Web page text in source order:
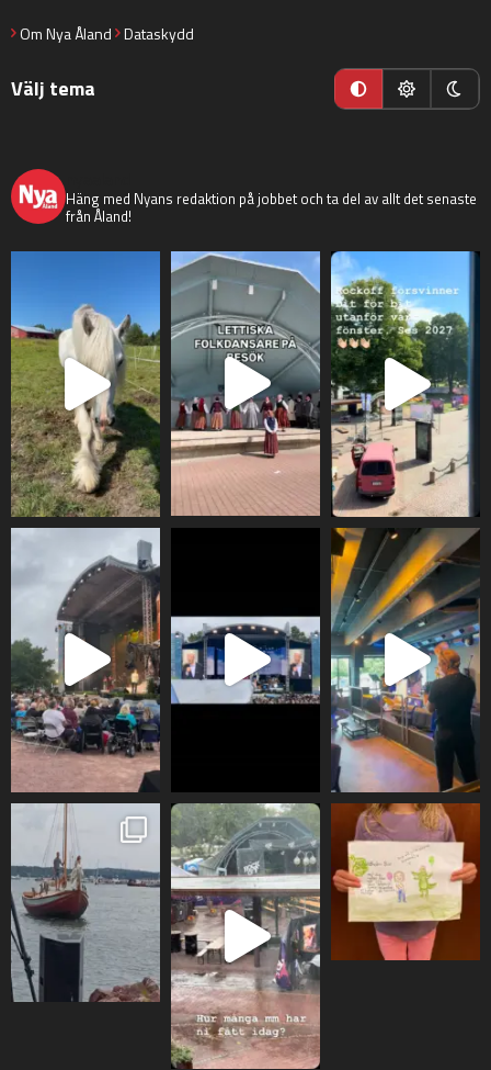
Om Nya Åland Dataskydd
Välj tema
Häng med Nyans redaktion på jobbet och ta del av allt det senaste
från Åland!